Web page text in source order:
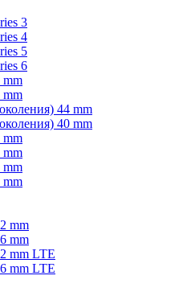
3
4
5
6
mm
mm
44 mm
40 mm
mm
mm
mm
mm
mm
mm
mm LTE
mm LTE